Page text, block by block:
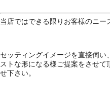
当店ではできる限りお客様のニー
セッティングイメージを直接伺
ストな形になる様ご提案をさせ
せ下さい。